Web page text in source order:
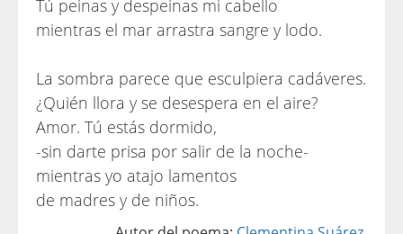
Tú peinas y despeinas mi cabello
mientras el mar arrastra sangre y lodo.
La sombra parece que esculpiera cadáveres.
¿Quién llora y se desespera en el aire?
Amor. Tú estás dormido,
-sin darte prisa por salir de la noche-
mientras yo atajo lamentos
de madres y de niños.